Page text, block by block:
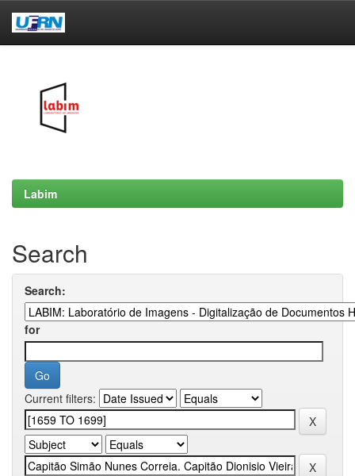
Labim
Search
Search:
for
Current filters: